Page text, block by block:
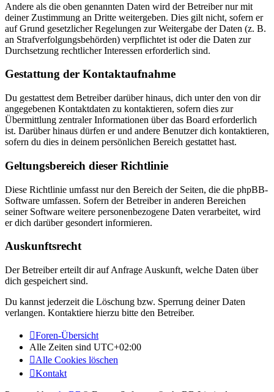
Andere als die oben genannten Daten wird der Betreiber nur mit
deiner Zustimmung an Dritte weitergeben. Dies gilt nicht, sofern er
auf Grund gesetzlicher Regelungen zur Weitergabe der Daten (z. B.
an Strafverfolgungsbehörden) verpflichtet ist oder die Daten zur
Durchsetzung rechtlicher Interessen erforderlich sind.
Gestattung der Kontaktaufnahme
Du gestattest dem Betreiber darüber hinaus, dich unter den von dir
angegebenen Kontaktdaten zu kontaktieren, sofern dies zur
Übermittlung zentraler Informationen über das Board erforderlich
ist. Darüber hinaus dürfen er und andere Benutzer dich kontaktieren,
sofern du dies in deinem persönlichen Bereich gestattet hast.
Geltungsbereich dieser Richtlinie
Diese Richtlinie umfasst nur den Bereich der Seiten, die die phpBB-
Software umfassen. Sofern der Betreiber in anderen Bereichen
seiner Software weitere personenbezogene Daten verarbeitet, wird
er dich darüber gesondert informieren.
Auskunftsrecht
Der Betreiber erteilt dir auf Anfrage Auskunft, welche Daten über
dich gespeichert sind.
Du kannst jederzeit die Löschung bzw. Sperrung deiner Daten
verlangen. Kontaktiere hierzu bitte den Betreiber.
Foren-Übersicht
Alle Zeiten sind UTC+02:00
Alle Cookies löschen
Kontakt